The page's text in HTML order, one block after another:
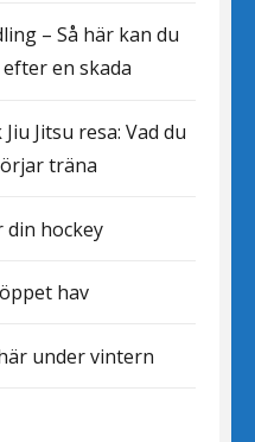
– Så här kan du
en skada
Jitsu resa: Vad du
träna
hockey
hav
under vintern